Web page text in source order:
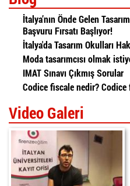
İtalya’nın Önde Gelen
Başvuru Fırsatı Başlıyor!
İtalya'da Tasarım Okulları
Moda tasarımcısı olmak
IMAT Sınavı Çıkmış Sorular
Codice fiscale nedir? Codice
Video Galeri
İtalya'da Mimarlık